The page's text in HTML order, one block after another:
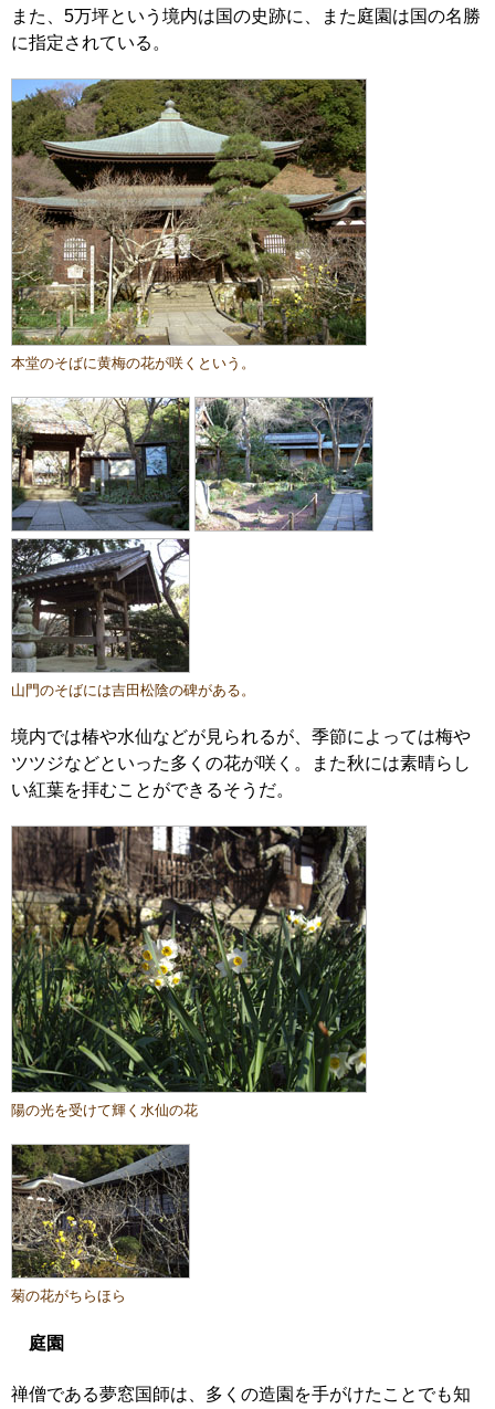
また、5万坪という境内は国の史跡に、また庭園は国の名勝
に指定されている。
本堂のそばに黄梅の花が咲くという。
山門のそばには吉田松陰の碑がある。
境内では椿や水仙などが見られるが、季節によっては梅や
ツツジなどといった多くの花が咲く。また秋には素晴らし
い紅葉を拝むことができるそうだ。
陽の光を受けて輝く水仙の花
菊の花がちらほら
庭園
禅僧である夢窓国師は、多くの造園を手がけたことでも知